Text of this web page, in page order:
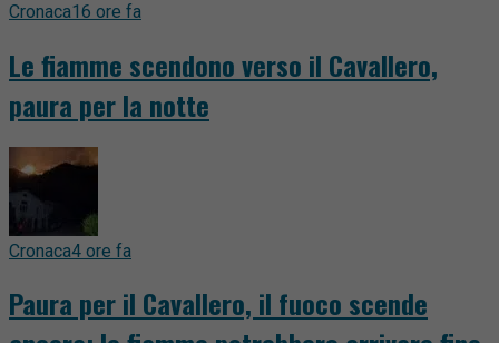
Cronaca16 ore fa
Le fiamme scendono verso il Cavallero,
paura per la notte
Cronaca4 ore fa
Paura per il Cavallero, il fuoco scende